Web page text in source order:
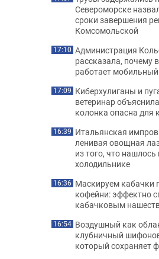
Североморске
сроки завершения
Комсомольской
17:10 Администрация
рассказала, почему
работает мобильный
17:09 Киберхулиганы и
ветеринар
колонка опасна для
16:39 Итальянская
ленивая овощная
из того, что нашлось
холодильнике
16:36 Маскируем кабачки
кофейни: эффектно
кабачковым
16:54 Воздушный как
клубничный
который сохраняет